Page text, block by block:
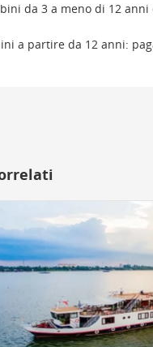
da 3 a meno di 12
a partire da 12 anni: